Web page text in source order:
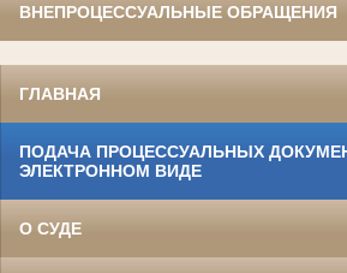
ВНЕПРОЦЕССУАЛЬНЫЕ ОБРАЩЕНИЯ
ГЛАВНАЯ
ПОДАЧА ПРОЦЕССУАЛЬНЫХ
ЭЛЕКТРОННОМ ВИДЕ
О СУДЕ